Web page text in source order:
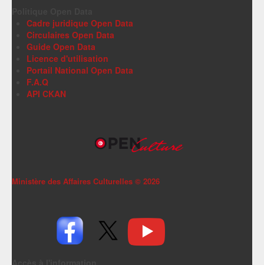
Cadre juridique Open Data
Circulaires Open Data
Guide Open Data
Licence d'utilisation
Portail National Open Data
F.A.Q
API CKAN
Ministère des Affaires Culturelles © 2026